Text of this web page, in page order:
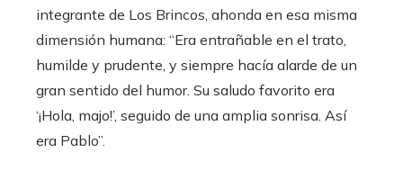
integrante de Los Brincos, ahonda en esa misma
dimensión humana: “Era entrañable en el trato,
humilde y prudente, y siempre hacía alarde de un
gran sentido del humor. Su saludo favorito era
‘¡Hola, majo!’, seguido de una amplia sonrisa. Así
era Pablo”.